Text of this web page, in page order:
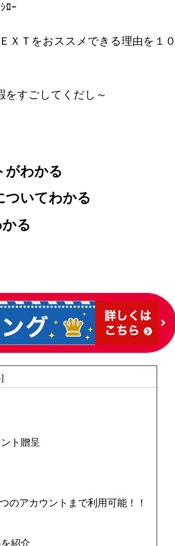
ﾛｰ
ＸＴをおススメできる理由を１０
をすごしてくだし～
がわかる
ついてわかる
る
ト贈呈
のアカウントまで利用可能！！
紹介